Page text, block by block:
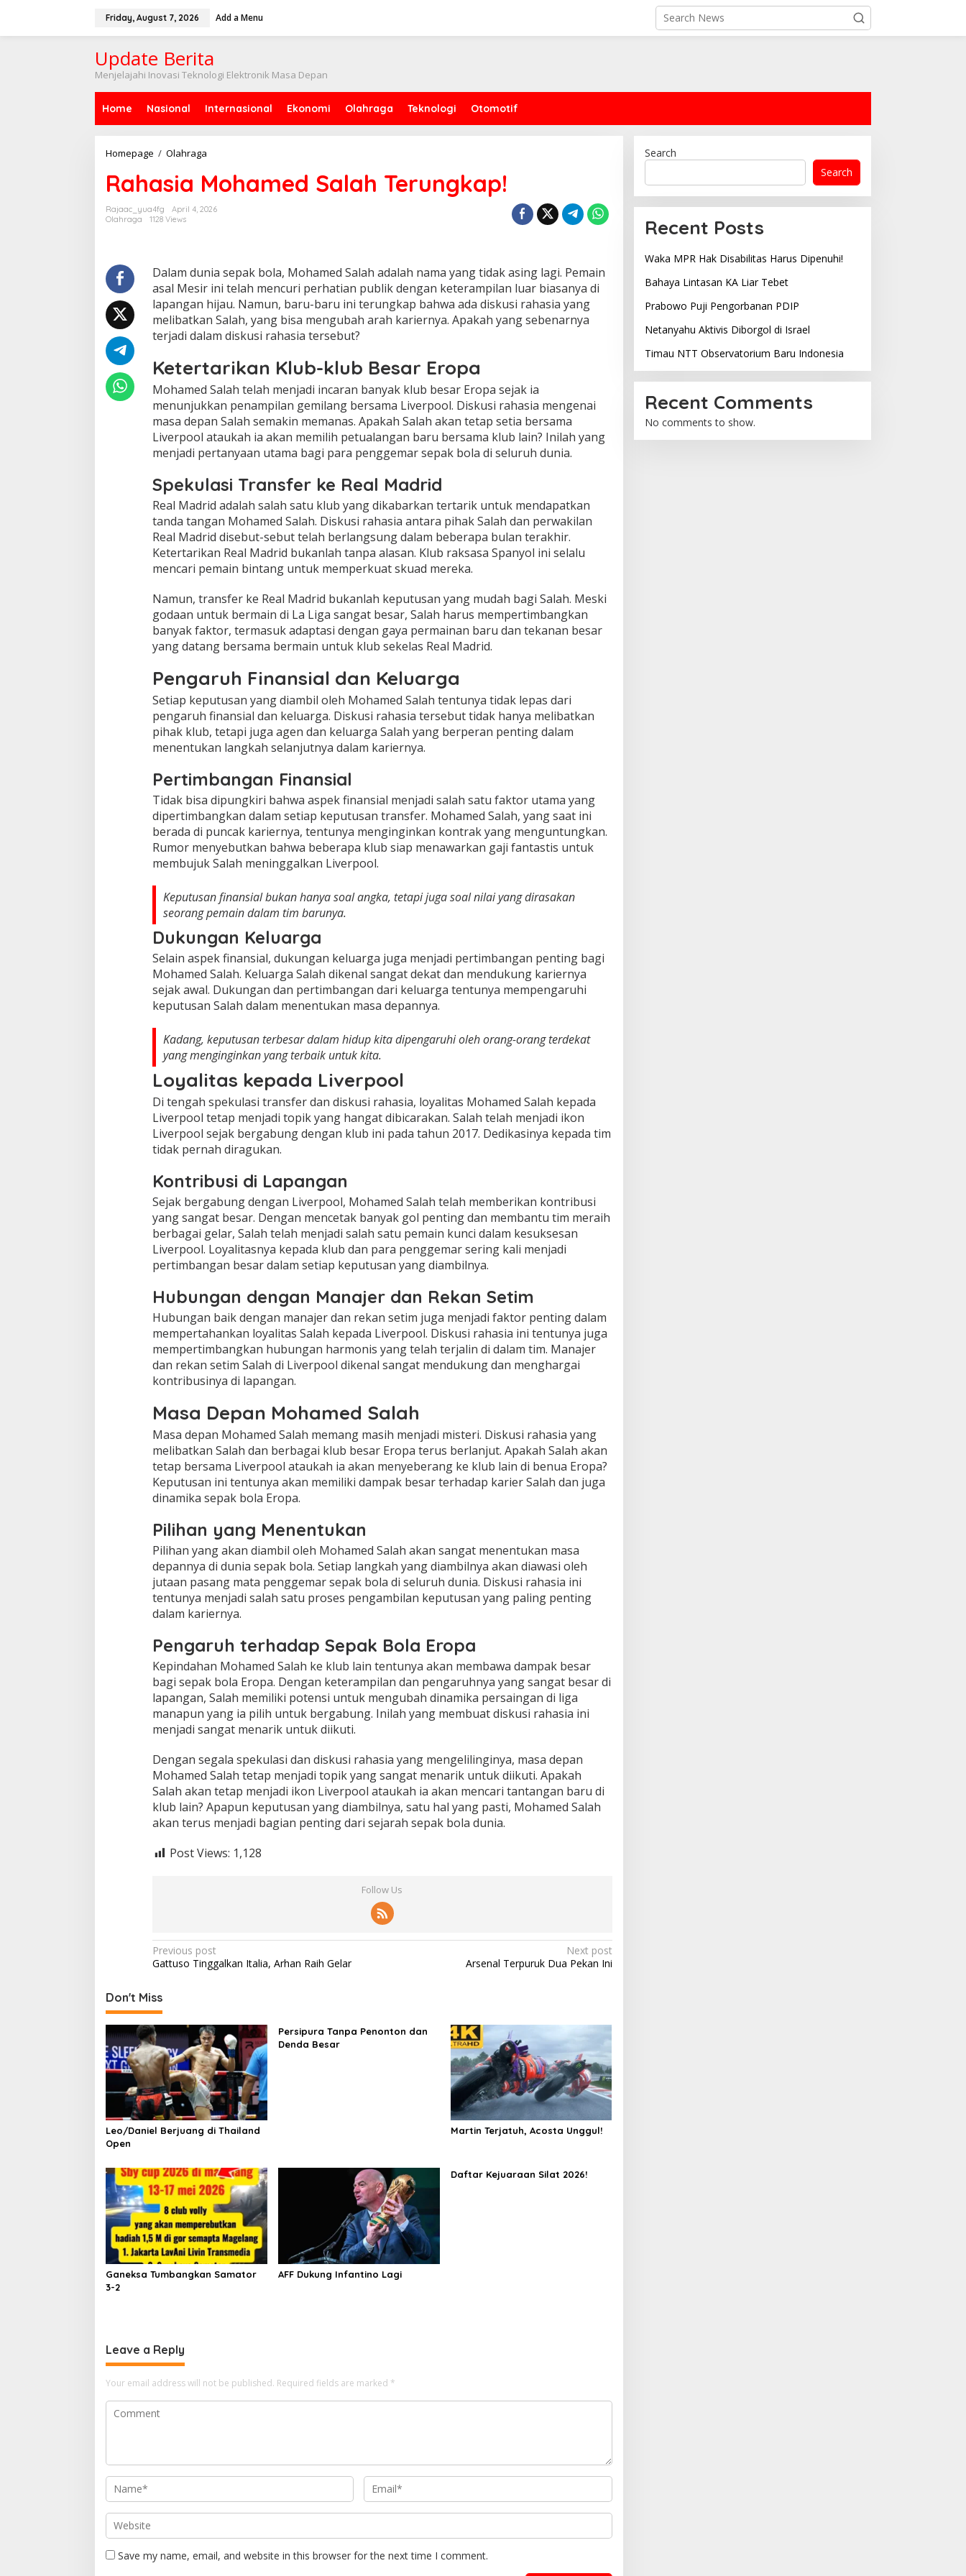
Friday, August 7, 2026 Add a Menu
Update Berita
Menjelajahi Inovasi Teknologi Elektronik Masa Depan
Home Nasional Internasional Ekonomi Olahraga Teknologi Otomotif
Homepage / Olahraga
Salah
Terungkap!
Rahasia Mohamed Salah Terungkap!
Rajaac_yua4fg
April 4, 2026
Olahraga
1128 Views
Dalam dunia sepak bola, Mohamed Salah adalah nama yang tidak asing lagi. Pemain
asal Mesir ini telah mencuri perhatian publik dengan keterampilan luar biasanya di
lapangan hijau. Namun, baru-baru ini terungkap bahwa ada diskusi rahasia yang
melibatkan Salah, yang bisa mengubah arah kariernya. Apakah yang sebenarnya
terjadi dalam diskusi rahasia tersebut?
Ketertarikan Klub-klub Besar Eropa
Mohamed Salah telah menjadi incaran banyak klub besar Eropa sejak ia
menunjukkan penampilan gemilang bersama Liverpool. Diskusi rahasia mengenai
masa depan Salah semakin memanas. Apakah Salah akan tetap setia bersama
Liverpool ataukah ia akan memilih petualangan baru bersama klub lain? Inilah yang
menjadi pertanyaan utama bagi para penggemar sepak bola di seluruh dunia.
Spekulasi Transfer ke Real Madrid
Real Madrid adalah salah satu klub yang dikabarkan tertarik untuk mendapatkan
tanda tangan Mohamed Salah. Diskusi rahasia antara pihak Salah dan perwakilan
Real Madrid disebut-sebut telah berlangsung dalam beberapa bulan terakhir.
Ketertarikan Real Madrid bukanlah tanpa alasan. Klub raksasa Spanyol ini selalu
mencari pemain bintang untuk memperkuat skuad mereka.
Namun, transfer ke Real Madrid bukanlah keputusan yang mudah bagi Salah. Meski
godaan untuk bermain di La Liga sangat besar, Salah harus mempertimbangkan
banyak faktor, termasuk adaptasi dengan gaya permainan baru dan tekanan besar
yang datang bersama bermain untuk klub sekelas Real Madrid.
Pengaruh Finansial dan Keluarga
Setiap keputusan yang diambil oleh Mohamed Salah tentunya tidak lepas dari
pengaruh finansial dan keluarga. Diskusi rahasia tersebut tidak hanya melibatkan
pihak klub, tetapi juga agen dan keluarga Salah yang berperan penting dalam
menentukan langkah selanjutnya dalam kariernya.
Pertimbangan Finansial
Tidak bisa dipungkiri bahwa aspek finansial menjadi salah satu faktor utama yang
dipertimbangkan dalam setiap keputusan transfer. Mohamed Salah, yang saat ini
berada di puncak kariernya, tentunya menginginkan kontrak yang menguntungkan.
Rumor menyebutkan bahwa beberapa klub siap menawarkan gaji fantastis untuk
membujuk Salah meninggalkan Liverpool.
Keputusan finansial bukan hanya soal angka, tetapi juga soal nilai yang dirasakan
seorang pemain dalam tim barunya.
Dukungan Keluarga
Selain aspek finansial, dukungan keluarga juga menjadi pertimbangan penting bagi
Mohamed Salah. Keluarga Salah dikenal sangat dekat dan mendukung kariernya
sejak awal. Dukungan dan pertimbangan dari keluarga tentunya mempengaruhi
keputusan Salah dalam menentukan masa depannya.
Kadang, keputusan terbesar dalam hidup kita dipengaruhi oleh orang-orang terdekat
yang menginginkan yang terbaik untuk kita.
Loyalitas kepada Liverpool
Di tengah spekulasi transfer dan diskusi rahasia, loyalitas Mohamed Salah kepada
Liverpool tetap menjadi topik yang hangat dibicarakan. Salah telah menjadi ikon
Liverpool sejak bergabung dengan klub ini pada tahun 2017. Dedikasinya kepada tim
tidak pernah diragukan.
Kontribusi di Lapangan
Sejak bergabung dengan Liverpool, Mohamed Salah telah memberikan kontribusi
yang sangat besar. Dengan mencetak banyak gol penting dan membantu tim meraih
berbagai gelar, Salah telah menjadi salah satu pemain kunci dalam kesuksesan
Liverpool. Loyalitasnya kepada klub dan para penggemar sering kali menjadi
pertimbangan besar dalam setiap keputusan yang diambilnya.
Hubungan dengan Manajer dan Rekan Setim
Hubungan baik dengan manajer dan rekan setim juga menjadi faktor penting dalam
mempertahankan loyalitas Salah kepada Liverpool. Diskusi rahasia ini tentunya juga
mempertimbangkan hubungan harmonis yang telah terjalin di dalam tim. Manajer
dan rekan setim Salah di Liverpool dikenal sangat mendukung dan menghargai
kontribusinya di lapangan.
Masa Depan Mohamed Salah
Masa depan Mohamed Salah memang masih menjadi misteri. Diskusi rahasia yang
melibatkan Salah dan berbagai klub besar Eropa terus berlanjut. Apakah Salah akan
tetap bersama Liverpool ataukah ia akan menyeberang ke klub lain di benua Eropa?
Keputusan ini tentunya akan memiliki dampak besar terhadap karier Salah dan juga
dinamika sepak bola Eropa.
Pilihan yang Menentukan
Pilihan yang akan diambil oleh Mohamed Salah akan sangat menentukan masa
depannya di dunia sepak bola. Setiap langkah yang diambilnya akan diawasi oleh
jutaan pasang mata penggemar sepak bola di seluruh dunia. Diskusi rahasia ini
tentunya menjadi salah satu proses pengambilan keputusan yang paling penting
dalam kariernya.
Pengaruh terhadap Sepak Bola Eropa
Kepindahan Mohamed Salah ke klub lain tentunya akan membawa dampak besar
bagi sepak bola Eropa. Dengan keterampilan dan pengaruhnya yang sangat besar di
lapangan, Salah memiliki potensi untuk mengubah dinamika persaingan di liga
manapun yang ia pilih untuk bergabung. Inilah yang membuat diskusi rahasia ini
menjadi sangat menarik untuk diikuti.
Dengan segala spekulasi dan diskusi rahasia yang mengelilinginya, masa depan
Mohamed Salah tetap menjadi topik yang sangat menarik untuk diikuti. Apakah
Salah akan tetap menjadi ikon Liverpool ataukah ia akan mencari tantangan baru di
klub lain? Apapun keputusan yang diambilnya, satu hal yang pasti, Mohamed Salah
akan terus menjadi bagian penting dari sejarah sepak bola dunia.
Post Views: 1,128
Follow Us
Post
navigation
Previous post
Gattuso Tinggalkan Italia, Arhan Raih Gelar
Next post
Arsenal Terpuruk Dua Pekan Ini
Don't Miss
Leo/Daniel Berjuang di Thailand
Open
Persipura Tanpa Penonton dan
Denda Besar
Martin Terjatuh, Acosta Unggul!
Ganeksa Tumbangkan Samator
3-2
AFF Dukung Infantino Lagi
Daftar Kejuaraan Silat 2026!
Leave a Reply
Your email address will not be published. Required fields are marked *
Save my name, email, and website in this browser for the next time I comment.
Search
Search
Recent Posts
Waka MPR Hak Disabilitas Harus Dipenuhi!
Bahaya Lintasan KA Liar Tebet
Prabowo Puji Pengorbanan PDIP
Netanyahu Aktivis Diborgol di Israel
Timau NTT Observatorium Baru Indonesia
Recent Comments
No comments to show.